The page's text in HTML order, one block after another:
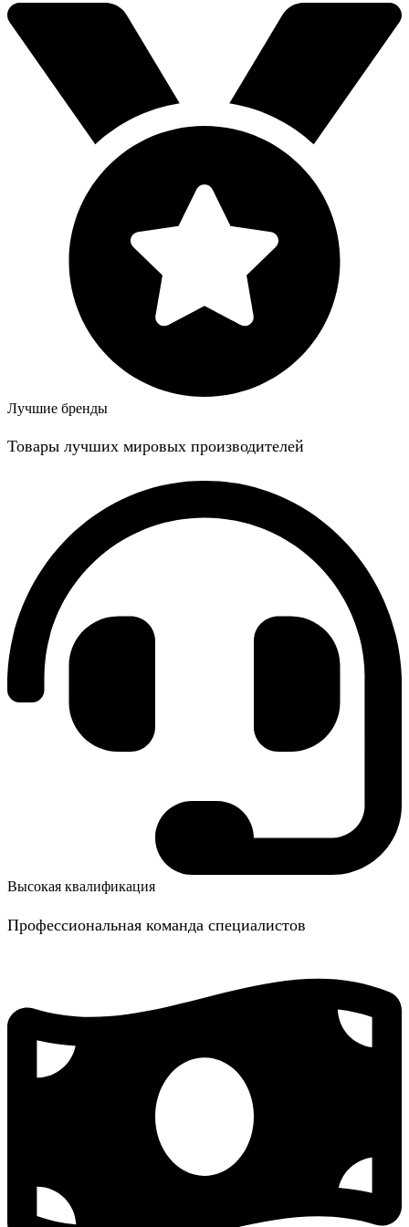
Лучшие бренды
Товары лучших мировых производителей
Высокая квалификация
Профессиональная команда специалистов